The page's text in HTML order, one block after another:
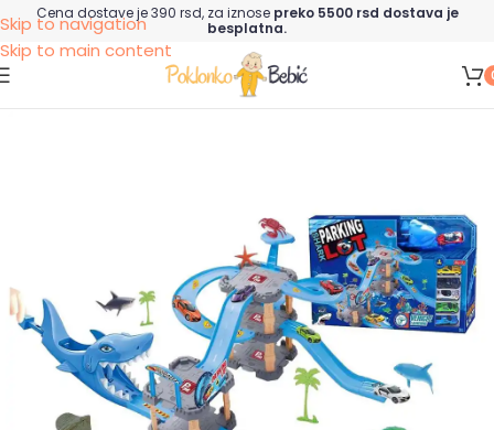
Skip to navigation
Skip to main content
Cena dostave je 390 rsd, za iznose preko 5500 rsd dostava je
besplatna.